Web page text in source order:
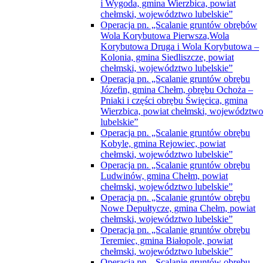
i Wygoda, gmina Wierzbica, powiat
chełmski, województwo lubelskie”
Operacja pn. „Scalanie gruntów obrębów
Wola Korybutowa Pierwsza,Wola
Korybutowa Druga i Wola Korybutowa –
Kolonia, gmina Siedliszcze, powiat
chełmski, województwo lubelskie”
Operacja pn. „Scalanie gruntów obrębu
Józefin, gmina Chełm, obrębu Ochoża –
Pniaki i części obrębu Święcica, gmina
Wierzbica, powiat chełmski, województwo
lubelskie”
Operacja pn. „Scalanie gruntów obrębu
Kobyle, gmina Rejowiec, powiat
chełmski, województwo lubelskie”
Operacja pn. „Scalanie gruntów obrębu
Ludwinów, gmina Chełm, powiat
chełmski, województwo lubelskie”
Operacja pn. „Scalanie gruntów obrębu
Nowe Depułtycze, gmina Chełm, powiat
chełmski, województwo lubelskie”
Operacja pn. „Scalanie gruntów obrębu
Teremiec, gmina Białopole, powiat
chełmski, województwo lubelskie”